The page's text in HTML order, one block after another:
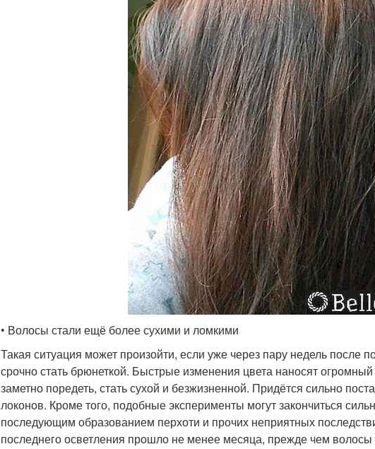
• Волосы стали ещё более сухими и ломкими
Такая ситуация может произойти, если уже через пару недель после
срочно стать брюнеткой. Быстрые изменения цвета наносят
заметно поредеть, стать сухой и безжизненной. Придётся сильно
локонов. Кроме того, подобные эксперименты могут закончиться
последующим образованием перхоти и прочих неприятных
последнего осветления прошло не менее месяца, прежде чем волосы